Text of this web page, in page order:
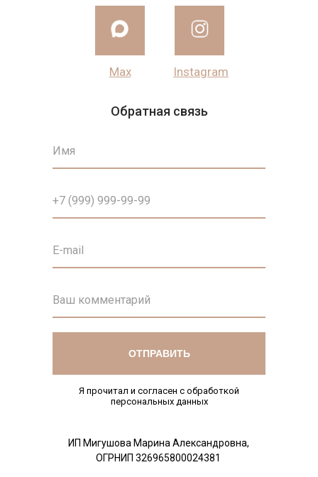
ИП Мигушова Марина Александровна,
ОГРНИП 326965800024381
Обратная связь
ОТПРАВИТЬ
Я прочитал и согласен с обработкой
персональных данных
Instagram
Max